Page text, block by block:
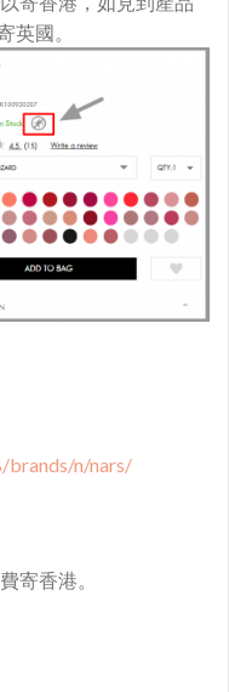
英國。
brands/n/nars/
寄香港。